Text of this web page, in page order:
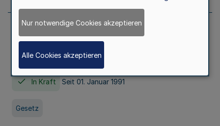
Erstes Gesetz zur Ausführung des
Kinder- und Jugendhilfegesetzes - AG -
KJHG -
In Kraft Seit 01. Januar 1991
Gesetz
Nur notwendige Cookies akzeptieren
Alle Cookies akzeptieren